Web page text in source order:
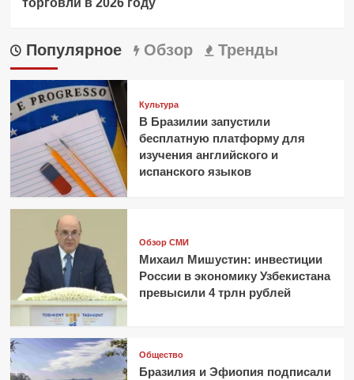
Популярное Обзор Тренды
Культура
В Бразилии запустили
бесплатную платформу для
изучения английского и
испанского языков
Обзор СМИ
Михаил Мишустин: инвестиции
России в экономику Узбекистана
превысили 4 трлн рублей
Общество
Бразилия и Эфиопия подписали